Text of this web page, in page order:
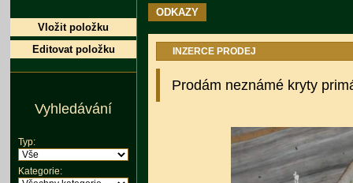
ODKAZY
INZERCE PRODEJ
Prodám neznámé kryty
Vložit položku
Editovat položku
Vyhledávání
Typ:
Kategorie: